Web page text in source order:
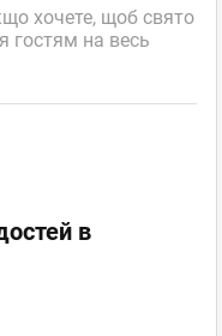
хочете, щоб свято
гостям на весь
в